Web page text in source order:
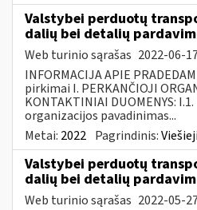
Valstybei perduotų
dalių bei detalių
Web turinio sąrašas 2022-06-
INFORMACIJA APIE
pirkimai I. PERKANČIOJI
KONTAKTINIAI DUOMENYS:
organizacijos pavadinimas...
Metai: 2022 Pagrindinis:
Valstybei perduotų
dalių bei detalių
Web turinio sąrašas 2022-05-